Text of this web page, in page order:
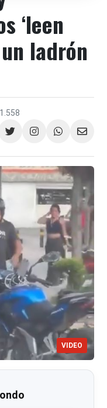
‘leen
ladrón
1.558
VIDEO